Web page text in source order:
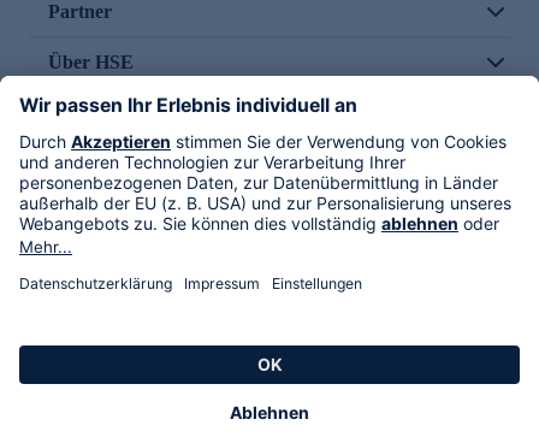
Partner
Über HSE
Im TV
HSE International